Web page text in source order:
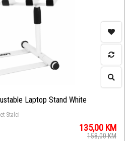
Laptop Stand White
Stalci
135,00 KM
158,00KM